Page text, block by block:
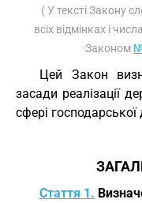
( У тексті Закону
всіх відмінках і
Законом
Цей Закон
засади реалізації
сфері господарської
Стаття 1.